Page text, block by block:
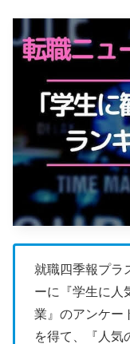
就職四季報プラ
ーに『学生に人
業』のアンケー
を得て、『人気